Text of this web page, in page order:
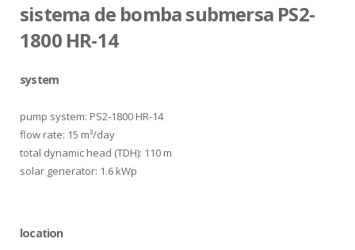
sistema de bomba submersa PS2-
1800 HR-14
system
pump system: PS2-1800 HR-14
flow rate: 15 m³/day
total dynamic head (TDH): 110 m
solar generator: 1.6 kWp
location